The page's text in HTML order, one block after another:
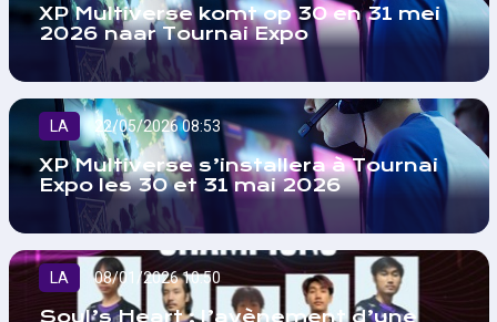
XP Multiverse komt op 30 en 31 mei
2026 naar Tournai Expo
LA 22/05/2026 08:53
XP Multiverse s’installera à Tournai
Expo les 30 et 31 mai 2026
LA 08/01/2026 10:50
Soul’s Heart : l’avènement d’une